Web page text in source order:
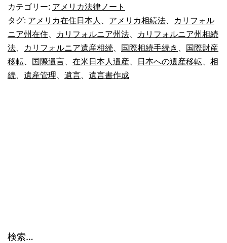
ォ
ル
ニ
ア
か
カテゴリー: アメリカ法律ノート
タグ: アメリカ在住日本人 アメリカ相続法
カリフォル
ニア州在住
カリフォルニア州法
カリフォルニア州相続
法
カリフォルニア遺産相続 国際相続手続き
国際財産
移転
国際遺言 在米日本人遺産 日本への遺産移転
相
続
遺産管理 遺言 遺言書作成
検索…